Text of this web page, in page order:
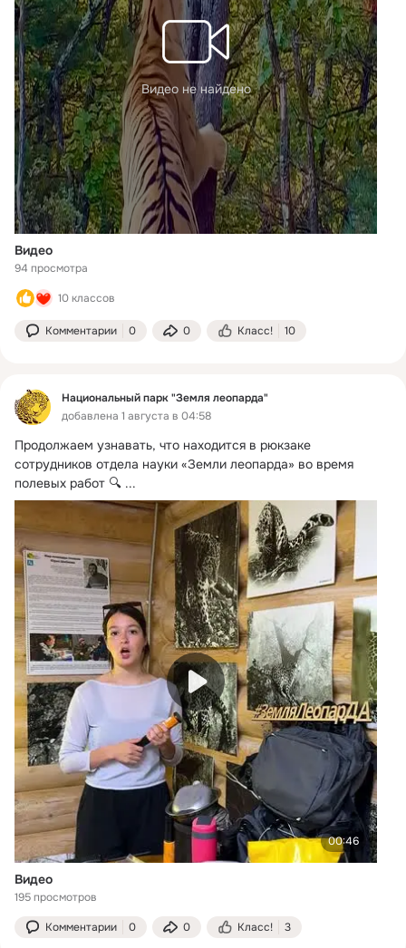
Видео не найдено
Видео
94 просмотра
10 классов
Комментарии 0 0 Класс! 10
Национальный парк "Земля леопарда"
добавлена 1 августа в 04:58
Продолжаем узнавать, что находится в рюкзаке
сотрудников отдела науки «Земли леопарда» во время
полевых работ 🔍 ...
00:46
Видео
195 просмотров
Комментарии 0 0 Класс! 3